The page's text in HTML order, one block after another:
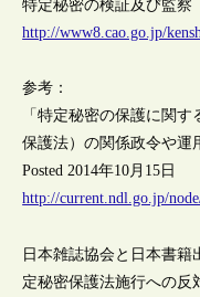
特定秘密の検証及び監察
http://www8.cao.go.jp/
参考：
「特定秘密の保護に関
保護法）の関係政令や運
Posted 2014年10月15日
http://current.ndl.go.jp/
日本雑誌協会と日本書籍
定秘密保護法施行への反